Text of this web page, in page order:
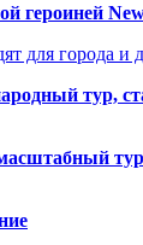
героиней
для города и
тур,